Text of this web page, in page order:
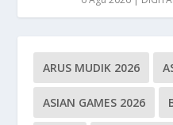
ARUS MUDIK 2026
ASIAN GAMES 2026